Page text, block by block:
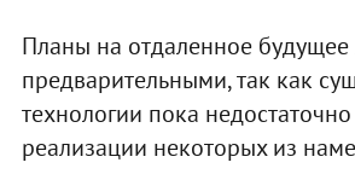
Планы на отдаленное будущее
предварительными, так как
технологии пока
реализации некоторых из